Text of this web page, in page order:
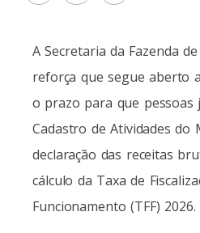
A Secretaria da Fazenda
reforça que segue aberto
o prazo para que pessoas
Cadastro de Atividades do
declaração das receitas
cálculo da Taxa de
Funcionamento (TFF) 2026.